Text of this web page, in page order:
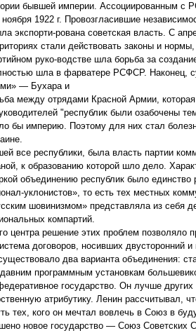
бывшей империи. Ассоциированным с
1922 г. Провозгласившие
экспорти-рована советская власть. С
стали действовать законы и
руко-водстве шла борьба за
шла в фарватере РСФСР. Наконец,
— Бухара и
между отрядами Красной Армии,
"республик были озабочены
бы империю. Поэтому для них стал
все республики, была власть партии
к образованию которой шло дело.
объединению республик было единство
уклонистов», то есть тех местных
шовинизмом» представляла из себя
компартий.
центра решение этих проблем
договоров, носивших двусторонний и
два варианта объединения:
программным установкам
государство. Он лучше
атрибутику. Ленин рассчитывал,
тех, кого он мечтал вовлечь в Союз в
новое государство — Союз Советских